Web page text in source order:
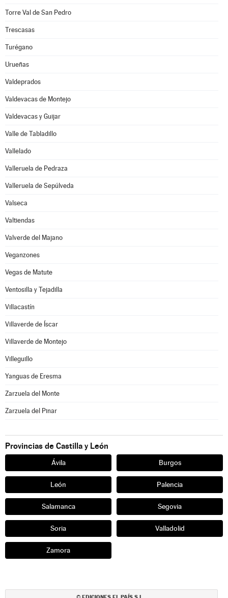
Torre Val de San Pedro
Trescasas
Turégano
Urueñas
Valdeprados
Valdevacas de Montejo
Valdevacas y Guijar
Valle de Tabladillo
Vallelado
Valleruela de Pedraza
Valleruela de Sepúlveda
Valseca
Valtiendas
Valverde del Majano
Veganzones
Vegas de Matute
Ventosilla y Tejadilla
Villacastín
Villaverde de Íscar
Villaverde de Montejo
Villeguillo
Yanguas de Eresma
Zarzuela del Monte
Zarzuela del Pinar
Provincias de Castilla y León
Ávila Burgos
León Palencia
Salamanca Segovia
Soria Valladolid
Zamora